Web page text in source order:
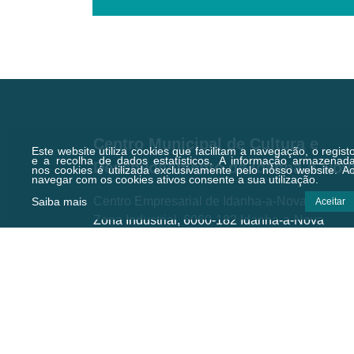
Este website utiliza cookies que facilitam a navegação, o
e a recolha de dados estatísticos. A informação armazenada
nos cookies é utilizada exclusivamente pelo nosso website.
navegar com os cookies ativos consente a sua utilização.
Saiba mais
Aceitar
Centro Municipal de Cultura e
Desenvolvimento de Idanha-a-
Centro Empresarial de Idanha-a-Nova,
Zona Industrial, 6060-182 Idanha-a-Nova